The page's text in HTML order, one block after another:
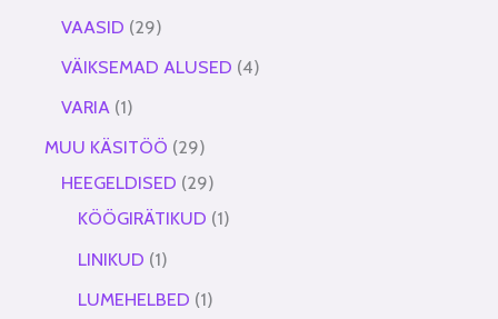
VAASID 29
VÄIKSEMAD ALUSED 4
VARIA 1
MUU KÄSITÖÖ 29
HEEGELDISED 29
KÖÖGIRÄTIKUD 1
LINIKUD 1
LUMEHELBED 1